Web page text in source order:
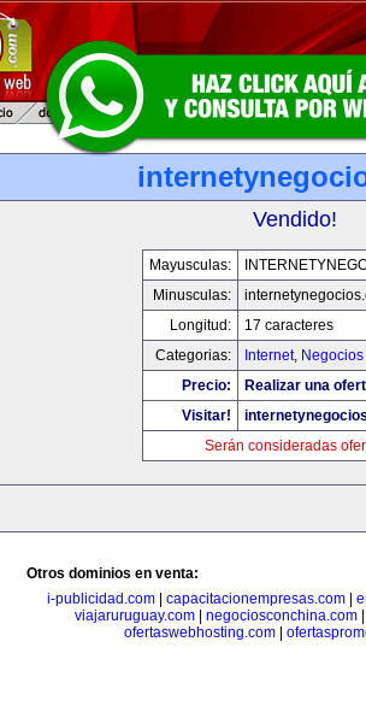
Vendido!
Mayusculas:
Minusculas:
Longitud:
17 caracteres
Categorias:
Internet, Negocios
Precio:
Realizar una
Visitar!
Serán consideradas
Otros dominios en venta:
i-publicidad.com| capacitacionempresas.com|
viajaruruguay.com| negociosconchina.com
ofertaswebhosting.com|